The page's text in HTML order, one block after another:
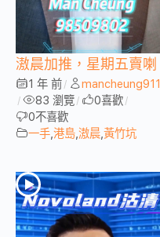
滶晨加推，星期五賣喇
1 年 前 / mancheung911
/ 83 瀏覽 / 0喜歡 /
0不喜歡
一手 港島 滶晨 黃竹坑